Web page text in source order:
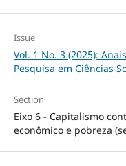
Issue
Vol. 1 No. 3 (2025):
Pesquisa em Ciências
Section
Eixo 6 - Capitalismo
econômico e pobreza